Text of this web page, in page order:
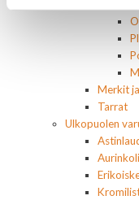
Merkit
Tarrat
Ulkopuolen